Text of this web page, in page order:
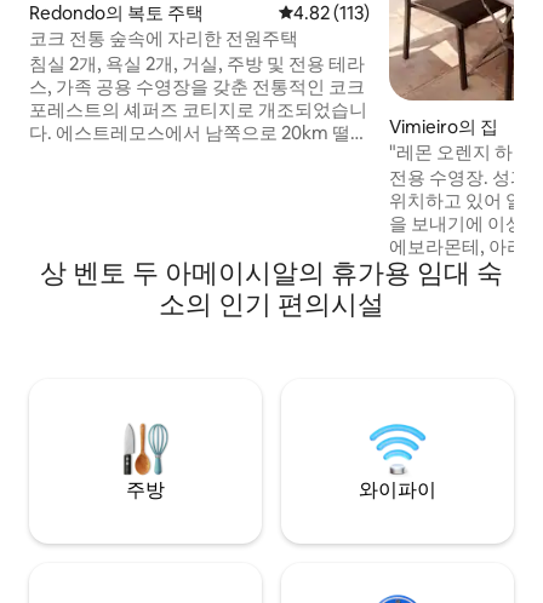
Redondo의 복토 주택 평점 4.82점(5점 만점), 후기 113
4.82 (113)
코크 전통 숲속에 자리한 전원주택
침실 2개, 욕실 2개, 거실, 주방 및 전용 테라
스, 가족 공용 수영장을 갖춘 전통적인 코크
포레스트의 셰퍼즈 코티지로 개조되었습니
다. 에스트레모스에서 남쪽으로 20km 떨어
인의 고속도로 (1시간) 로 쉽게 이동할 수 있
습니다. 농장에서 즐길 수 있는 무수한 활동
이 있습니다. 걷는 사람이나 산악 자전거 타
는 주변 시골의 전망을 제공합니다. 세라 도
사 (Serra d 'Ossa) 는 해발 500미터에 위치
하고 있으며 유럽에서 가장 건조한 기후 중
하나를 자랑합니다. 빛 공해가 없어 천문학
서 제공하는 독특한 서식지에서 70여 종의
Vimieiro의 집
"레몬 오렌지 하우
전용 수영장. 성과
위치하고 있어 알
을 보내기에 이상
에보라몬테, 아라
박물관, 시골 세계
음식을 맛보세요. 전용 수영장이 있습니다.
상 벤토 두 아메이시알의 휴가용 임대 숙
소의 인기 편의시설
주방 와이파이